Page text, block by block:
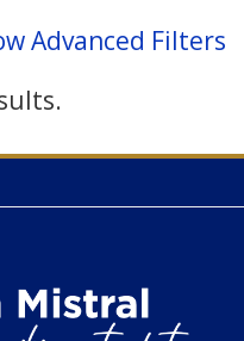
Advanced Filters